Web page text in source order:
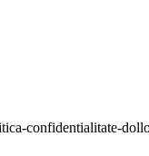
confidentialitate-